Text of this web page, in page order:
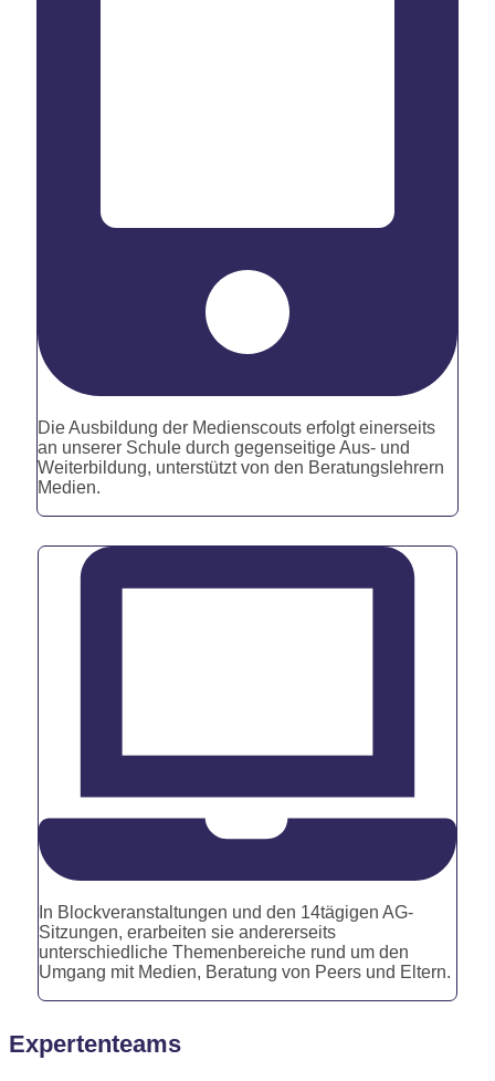
Die Ausbildung der Medienscouts erfolgt einerseits
an unserer Schule durch gegenseitige Aus- und
Weiterbildung, unterstützt von den Beratungslehrern
Medien.
In Blockveranstaltungen und den 14tägigen AG-
Sitzungen, erarbeiten sie andererseits
unterschiedliche Themenbereiche rund um den
Umgang mit Medien, Beratung von Peers und Eltern.
Expertenteams